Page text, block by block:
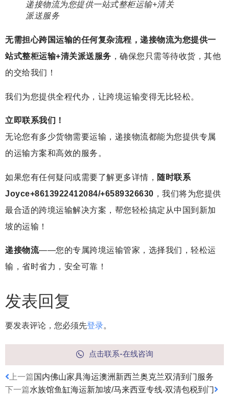
递接物流为您提供一站式整柜运输+清关
派送服务
无需担心跨国运输的任何复杂流程，递接物流为您提供一
站式整柜运输+清关派送服务 ，确保您只需等待收货，其他
的交给我们！
我们为您提供全程代办，让跨境运输变得无比轻松。
立即联系我们！
无论您有多少货物需要运输，递接物流都能为您提供专属
的运输方案和高效的服务。
如果您有任何疑问或需要了解更多详情， 随时联系
Joyce+8613922412084/+6589326630 ，我们将为您提供
最合适的跨境运输解决方案，帮您轻松搞定从中国到新加
坡的运输！
递接物流——您的专属跨境运输管家，选择我们，轻松运
输，省时省力，安全可靠！
发表回复
要发表评论，您必须先登录。
点击联系-在线咨询
上一篇国内佛山家具海运澳洲新西兰奥克兰双清到门服务
下一篇水族馆鱼缸海运新加坡/马来西亚专线-双清包税到门